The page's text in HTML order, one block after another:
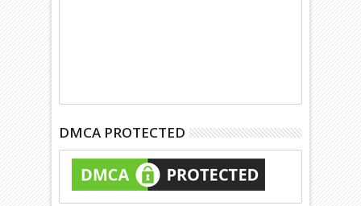
DMCA PROTECTED